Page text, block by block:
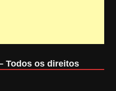
Todos os direitos